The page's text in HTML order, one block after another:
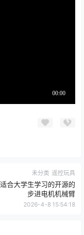
频方法XDC63
未分类 遥控玩具
合大学生学习的开源的
步进电机机械臂
2026-4-8 15:54:18